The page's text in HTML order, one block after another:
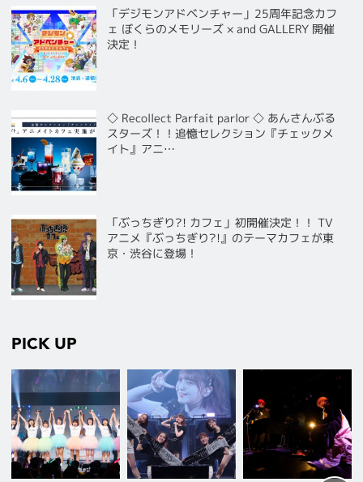
「デジモンアドベンチャー」25周年記念カフ
ェ ぼくらのメモリーズ × and GALLERY 開催
決定！
◇ Recollect Parfait parlor ◇ あんさんぶる
スターズ！！追憶セレクション『チェックメ
イト』アニ…
「ぶっちぎり?! カフェ」初開催決定！！ TV
アニメ『ぶっちぎり?!』のテーマカフェが東
京・渋谷に登場！
PICK UP